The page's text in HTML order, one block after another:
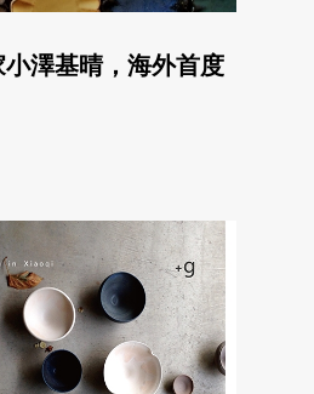
小澤基晴，海外首度